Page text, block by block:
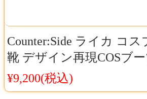
Counter:Side ライカ コス
靴 デザイン再現COSブ
ウンターサイド専用キャ
ターシューズCosyaya通
¥9,200(税込)